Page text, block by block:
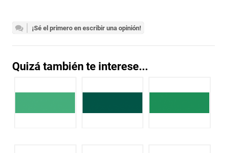
¡Sé el primero en escribir una opinión!
Quizá también te interese...